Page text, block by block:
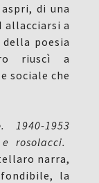
di una
allacciarsi a
poesia
riuscì a
sociale che
1953
rosolacci.
narra,
la